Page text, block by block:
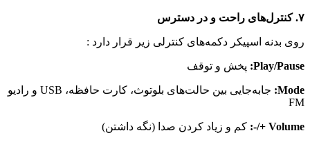
اسپیکر دکمه‌های کنترلی زیر قرار دارد
پخش و توقف
جابه‌جایی بین حالت‌های بلوتوث، کارت حافظه، USB و رادیو
کم و زیاد کردن صدا (نگه داشتن)